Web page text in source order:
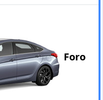
Foro